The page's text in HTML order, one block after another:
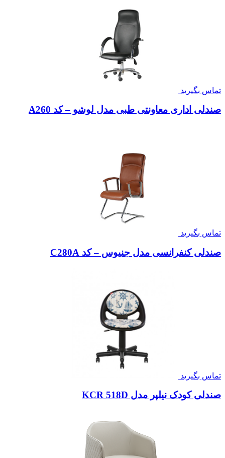
تماس بگیرید
صندلی اداری معاونتی طبی مدل لوشو – کد A260
تماس بگیرید
صندلی کنفرانسی مدل جنیوس – کد C280A
تماس بگیرید
صندلی کودک نیلپر مدل KCR 518D